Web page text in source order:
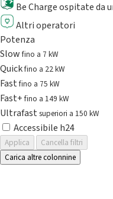
Be Charge ospitate da
Altri operatori
Potenza
Slowfino a 7 kW
Quickfino a 22 kW
Fastfino a 75 kW
Fast+fino a 149 kW
Ultrafast superiori a 150 kW
Accessibile h24
Applica
Cancella filtri
Carica altre colonnine